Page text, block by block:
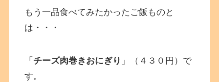
もう一品食べてみたかったご飯ものと
は・・・
「 チーズ肉巻きおにぎり 」（４３０円）で
す。